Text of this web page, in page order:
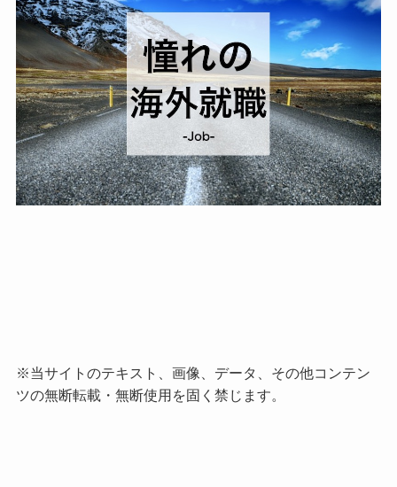
※当サイトのテキスト、画像、データ、その他コンテン
ツの無断転載・無断使用を固く禁じます。